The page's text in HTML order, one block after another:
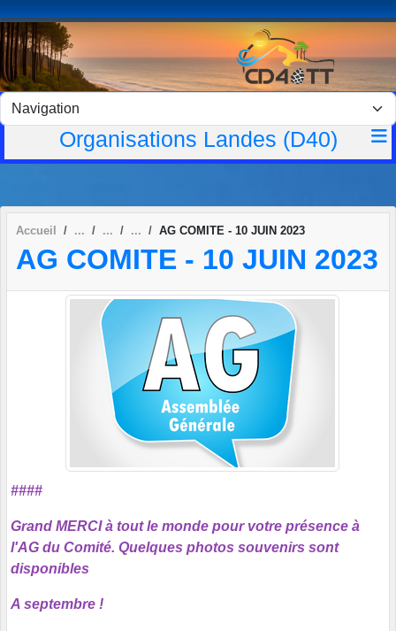
Organisations Landes (D40)
Accueil AG COMITE - 10 JUIN 2023
AG COMITE - 10 JUIN 2023
####
Grand MERCI à tout le monde pour votre présence à
l'AG du Comité. Quelques photos souvenirs sont
disponibles
A septembre !